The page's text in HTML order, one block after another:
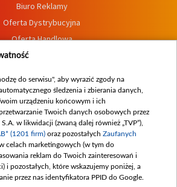
Biuro Reklamy
Oferta Dystrybucyjna
Oferta Handlowa
Dostępność
zgłoszeń wewnętrznych
do serwisu", aby wyrazić zgody na
śledzenia i zbierania danych,
urządzeniu końcowym i ich
Twoich danych osobowych przez
w likwidacji (zwaną dalej również „TVP”),
(1201 firm) oraz pozostałych Zaufanych
w celach marketingowych (w tym do
reklam do Twoich zainteresowań i
i pozostałych, które wskazujemy poniżej, a
przez nas identyfikatora PPID do Google.